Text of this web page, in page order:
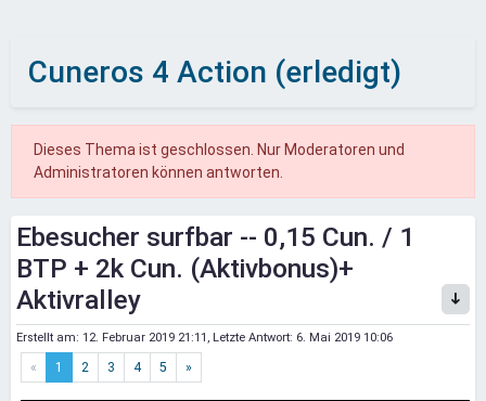
Cuneros 4 Action (erledigt)
Dieses Thema ist geschlossen. Nur Moderatoren und
Administratoren können antworten.
Ebesucher surfbar -- 0,15 Cun. / 1
BTP + 2k Cun. (Aktivbonus)+
Aktivralley
Erstellt am: 12. Februar 2019 21:11 , Letzte Antwort: 6. Mai 2019 10:06
« 1 2 3 4 5 »